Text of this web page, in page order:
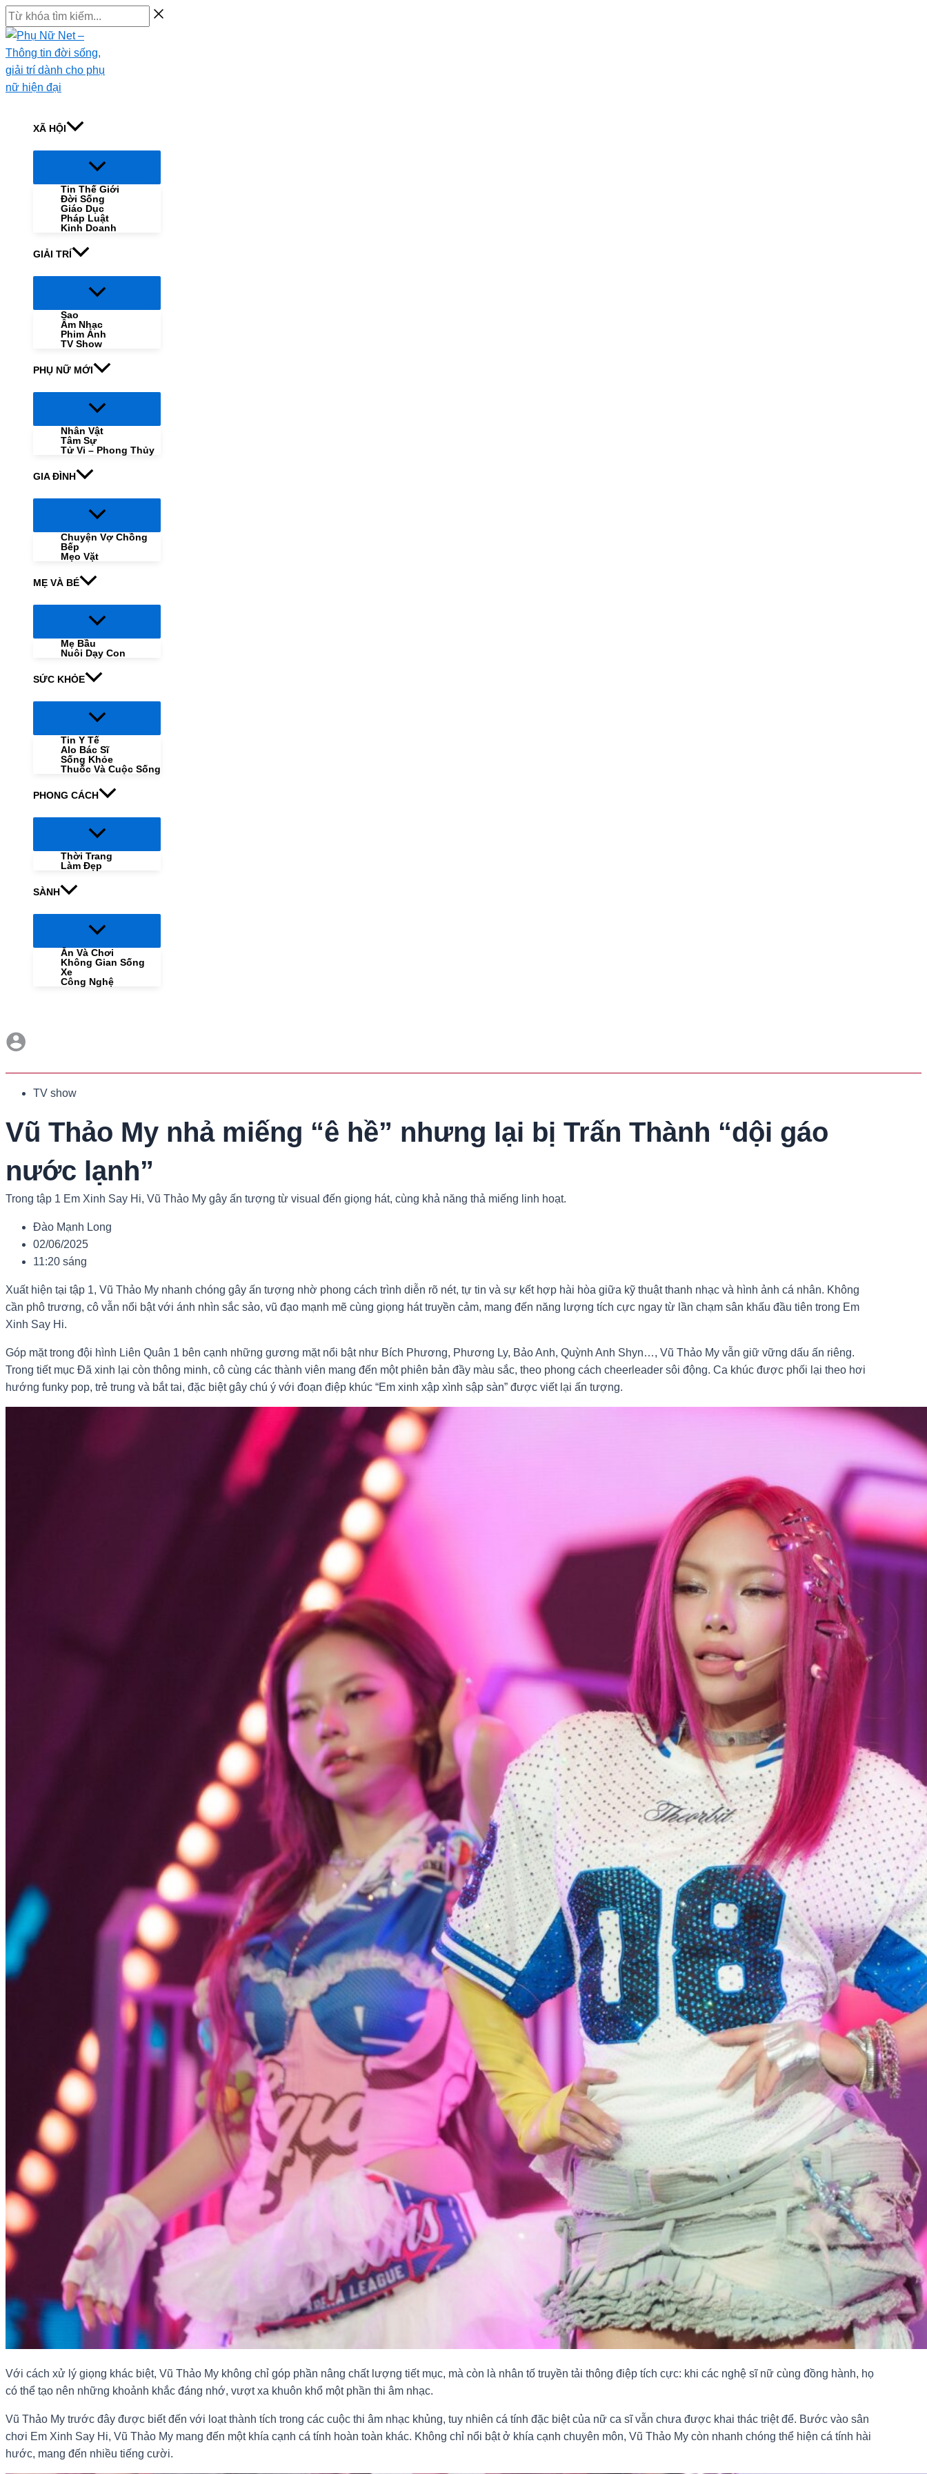
Skip
to
content
Từ
khóa
tìm
kiếm...
XÃ HỘI
Menu
Tin Thế Giới
Đời Sống
Giáo Dục
Pháp Luật
Kinh Doanh
GIẢI TRÍ
Menu
Sao
Âm Nhạc
Phim Ảnh
TV Show
PHỤ NỮ MỚI
Menu
Nhân Vật
Tâm Sự
Tử Vi – Phong Thủy
GIA ĐÌNH
Menu
Chuyện Vợ Chồng
Bếp
Mẹo Vặt
MẸ VÀ BÉ
Menu
Mẹ Bầu
Nuôi Dạy Con
SỨC KHỎE
Menu
Tin Y Tế
Alo Bác Sĩ
Sống Khỏe
Thuốc Và Cuộc Sống
PHONG CÁCH
Menu
Thời Trang
Làm Đẹp
SÀNH
Menu
Ăn Và Chơi
Không Gian Sống
Xe
Công Nghệ
TV show
Vũ Thảo My nhả miếng “ê hề” nhưng lại bị Trấn Thành “dội gáo
nước lạnh”
Trong tập 1 Em Xinh Say Hi, Vũ Thảo My gây ấn tượng từ visual đến giọng hát, cùng khả năng thả miếng linh hoạt.
Đào Mạnh Long
02/06/2025
11:20 sáng
Xuất hiện tại tập 1, Vũ Thảo My nhanh chóng gây ấn tượng nhờ phong cách trình diễn rõ nét, tự tin và sự kết hợp hài hòa giữa kỹ thuật thanh nhạc và hình ảnh cá nhân. Không
cần phô trương, cô vẫn nổi bật với ánh nhìn sắc sảo, vũ đạo mạnh mẽ cùng giọng hát truyền cảm, mang đến năng lượng tích cực ngay từ lần chạm sân khấu đầu tiên trong Em
Xinh Say Hi.
Góp mặt trong đội hình Liên Quân 1 bên cạnh những gương mặt nổi bật như Bích Phương, Phương Ly, Bảo Anh, Quỳnh Anh Shyn…, Vũ Thảo My vẫn giữ vững dấu ấn riêng.
Trong tiết mục Đã xinh lại còn thông minh, cô cùng các thành viên mang đến một phiên bản đầy màu sắc, theo phong cách cheerleader sôi động. Ca khúc được phối lại theo hơi
hướng funky pop, trẻ trung và bắt tai, đặc biệt gây chú ý với đoạn điệp khúc “Em xinh xập xình sập sàn” được viết lại ấn tượng.
Với cách xử lý giọng khác biệt, Vũ Thảo My không chỉ góp phần nâng chất lượng tiết mục, mà còn là nhân tố truyền tải thông điệp tích cực: khi các nghệ sĩ nữ cùng đồng hành, họ
có thể tạo nên những khoảnh khắc đáng nhớ, vượt xa khuôn khổ một phần thi âm nhạc.
Vũ Thảo My trước đây được biết đến với loạt thành tích trong các cuộc thi âm nhạc khủng, tuy nhiên cá tính đặc biệt của nữ ca sĩ vẫn chưa được khai thác triệt để. Bước vào sân
chơi Em Xinh Say Hi, Vũ Thảo My mang đến một khía cạnh cá tính hoàn toàn khác. Không chỉ nổi bật ở khía cạnh chuyên môn, Vũ Thảo My còn nhanh chóng thể hiện cá tính hài
hước, mang đến nhiều tiếng cười.